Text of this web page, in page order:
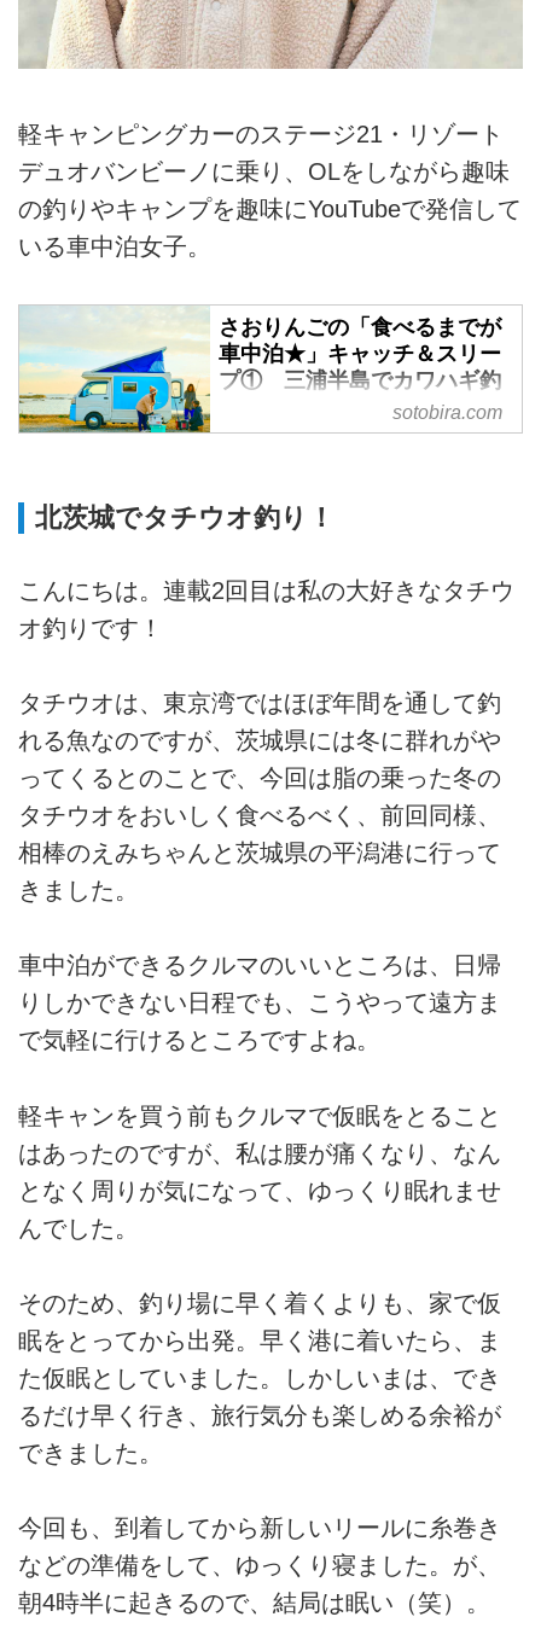
軽キャンピングカーのステージ21・リゾート
デュオバンビーノに乗り、OLをしながら趣味
の釣りやキャンプを趣味にYouTubeで発信して
いる車中泊女子。
さおりんごの「食べるまでが
車中泊★」キャッチ＆スリー
プ① 三浦半島でカワハギ釣
泊旅へ。第1回は三浦半島でカワ
ハギ釣りに挑戦。
sotobira.com
北茨城でタチウオ釣り！
こんにちは。連載2回目は私の大好きなタチウ
オ釣りです！
タチウオは、東京湾ではほぼ年間を通して釣
れる魚なのですが、茨城県には冬に群れがや
ってくるとのことで、今回は脂の乗った冬の
タチウオをおいしく食べるべく、前回同様、
相棒のえみちゃんと茨城県の平潟港に行って
きました。
車中泊ができるクルマのいいところは、日帰
りしかできない日程でも、こうやって遠方ま
で気軽に行けるところですよね。
軽キャンを買う前もクルマで仮眠をとること
はあったのですが、私は腰が痛くなり、なん
となく周りが気になって、ゆっくり眠れませ
んでした。
そのため、釣り場に早く着くよりも、家で仮
眠をとってから出発。早く港に着いたら、ま
た仮眠としていました。しかしいまは、でき
るだけ早く行き、旅行気分も楽しめる余裕が
できました。
今回も、到着してから新しいリールに糸巻き
などの準備をして、ゆっくり寝ました。が、
朝4時半に起きるので、結局は眠い（笑）。